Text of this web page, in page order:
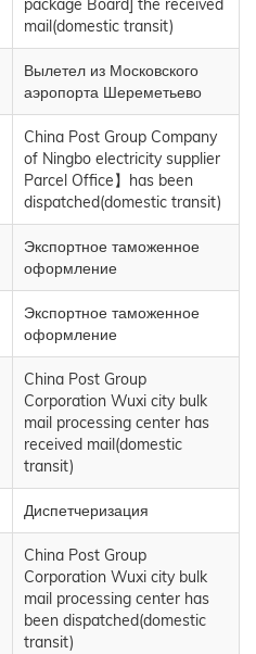
package Board] the received
mail(domestic transit)
Вылетел из Московского
аэропорта Шереметьево
China Post Group Company
of Ningbo electricity supplier
Parcel Office】has been
dispatched(domestic transit)
Экспортное таможенное
оформление
Экспортное таможенное
оформление
China Post Group
Corporation Wuxi city bulk
mail processing center has
received mail(domestic
transit)
Диспетчеризация
China Post Group
Corporation Wuxi city bulk
mail processing center has
been dispatched(domestic
transit)